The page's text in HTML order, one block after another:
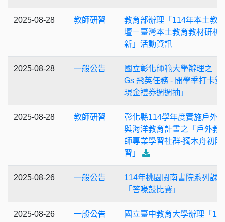
2025-08-28 教師研習
教育部辦理「114年本土教
壇－臺灣本土教育教材研析
新」活動資訊
2025-08-28 一般公告
國立彰化師範大學辦理之「
Gs 飛英任務 - 開學季打卡簽
現金禮券週週抽」
2025-08-28 教師研習
彰化縣114學年度實施戶外
與海洋教育計畫之「戶外教
師專業學習社群-獨木舟初階
習」
2025-08-26 一般公告
114年桃園閩南書院系列課
「答喙鼓比賽」
2025-08-26 一般公告
國立臺中教育大學辦理「